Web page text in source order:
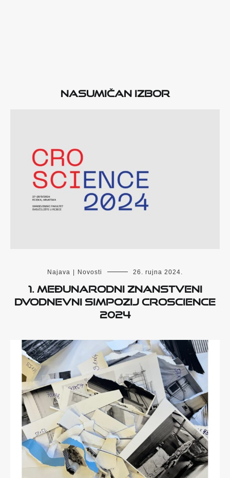
Nasumičan izbor
Najava Novosti 26. rujna 2024.
1. međunarodni znanstveni
dvodnevni simpozij CROSCIENCE
2024